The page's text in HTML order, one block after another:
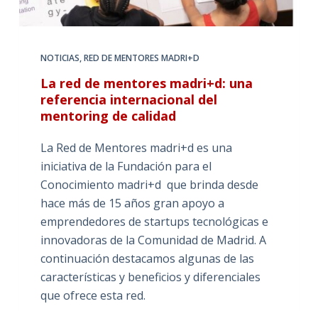
NOTICIAS,RED DE MENTORES MADRI+D
La red de mentores madri+d: una
referencia internacional del
mentoring de calidad
La Red de Mentores madri+d es una
iniciativa de la Fundación para el
Conocimiento madri+d que brinda desde
hace más de 15 años gran apoyo a
emprendedores de startups tecnológicas e
innovadoras de la Comunidad de Madrid. A
continuación destacamos algunas de las
características y beneficios y diferenciales
que ofrece esta red.